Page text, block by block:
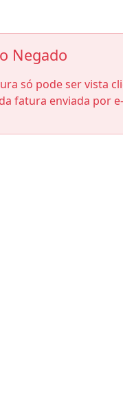
Negado
só pode ser vista
fatura enviada por